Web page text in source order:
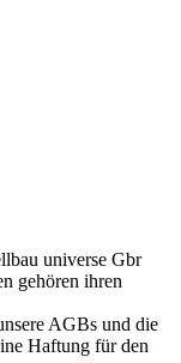
universe Gbr
gehören ihren
AGBs und die
Haftung für den